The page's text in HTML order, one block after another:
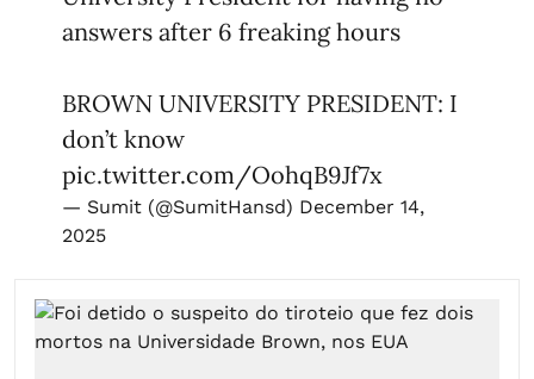
answers after 6 freaking hours
BROWN UNIVERSITY PRESIDENT: I
don’t know
pic.twitter.com/OohqB9Jf7x
— Sumit (@SumitHansd) December 14,
2025